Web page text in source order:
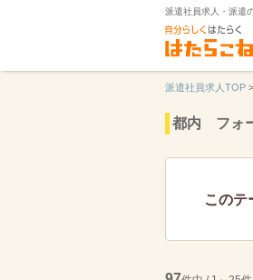
派遣社員求人・派遣
派遣社員求人TOP >
都内 フォ
このテ